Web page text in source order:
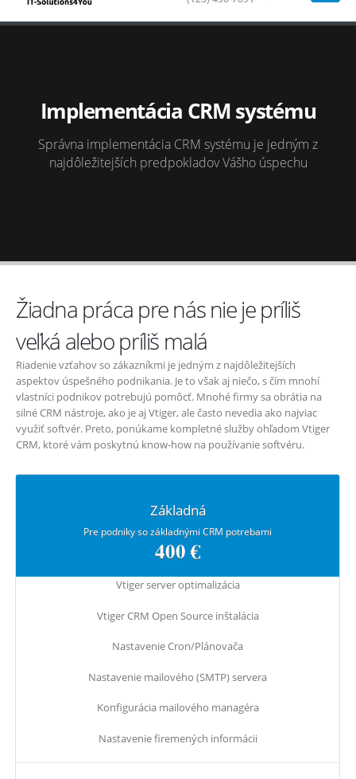
Implementácia CRM systému
Správna implementácia CRM systému je jedným z
najdôležitejších predpokladov Vášho úspechu
Žiadna práca pre nás nie je príliš
veľká alebo príliš malá
Riadenie vzťahov so zákazníkmi je jedným z najdôležitejších
aspektov úspešného podnikania. Je to však aj niečo, s čím mnohí
vlastníci podnikov potrebujú pomôcť. Mnohé firmy sa obrátia na
silné CRM nástroje, ako je aj Vtiger, ale často nevedia ako najviac
využiť softvér. Preto, ponúkame kompletné služby ohľadom Vtiger
CRM, ktoré vám poskytnú know-how na používanie softvéru.
Základná
Pre podniky so základnými CRM potrebami
400 €
Vtiger server optimalizácia
Vtiger CRM Open Source inštalácia
Nastavenie Cron/Plánovača
Nastavenie mailového (SMTP) servera
Konfigurácia mailového managéra
Nastavenie firemených informácii